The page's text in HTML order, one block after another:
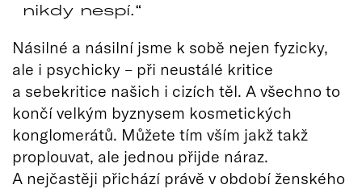
nikdy nespí.
Násilné a násilní jsme k sobě nejen fyzicky,
ale i psychicky – při neustálé kritice
a sebekritice našich i cizích těl. A všechno to
končí velkým byznysem kosmetických
konglomerátů. Můžete tím vším jakž takž
proplouvat, ale jednou přijde náraz.
A nejčastěji přichází právě v období ženského